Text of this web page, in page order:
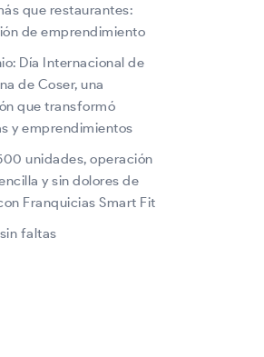
que restaurantes:
de emprendimiento
Día Internacional de
de Coser, una
que transformó
y emprendimientos
unidades, operación
y sin dolores de
Franquicias Smart Fit
faltas